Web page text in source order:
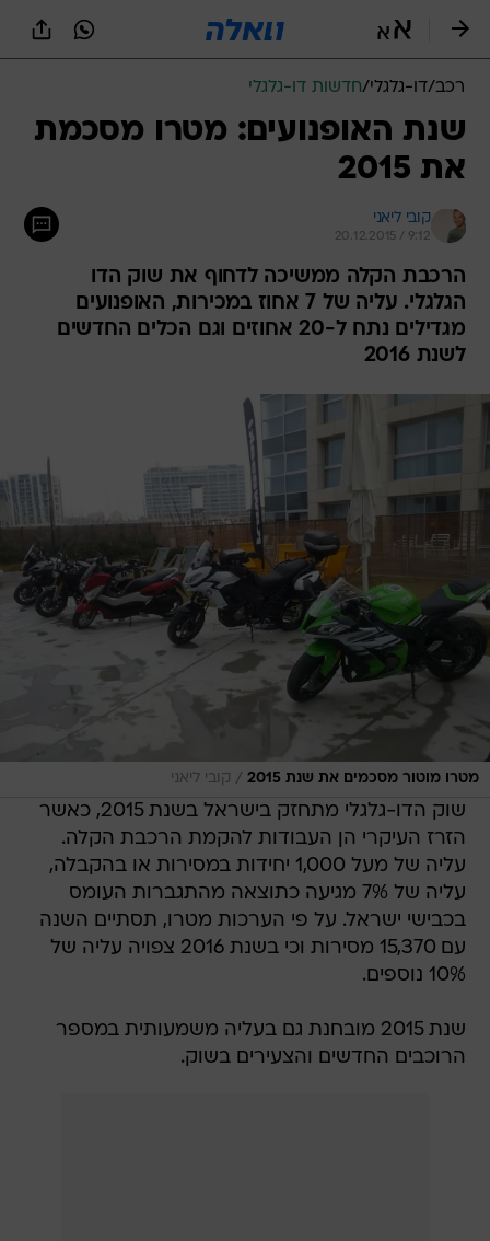
רכב/דו-גלגלי/חדשות דו-גלגלי
שנת האופנועים: מטרו מסכמת
את 2015
קובי ליאני
20.12.2015 / 9:12
הרכבת הקלה ממשיכה לדחוף את שוק הדו
הגלגלי. עליה של 7 אחוז במכירות, האופנועים
מגדילים נתח ל-20 אחוזים וגם הכלים החדשים
לשנת 2016
מטרו מוטור מסכמים את שנת 2015 / קובי ליאני
שוק הדו-גלגלי מתחזק בישראל בשנת 2015, כאשר
הזרז העיקרי הן העבודות להקמת הרכבת הקלה.
עליה של מעל 1,000 יחידות במסירות או בהקבלה,
עליה של 7% מגיעה כתוצאה מהתגברות העומס
בכבישי ישראל. על פי הערכות מטרו, תסתיים השנה
עם 15,370 מסירות וכי בשנת 2016 צפויה עליה של
10% נוספים.
שנת 2015 מובחנת גם בעליה משמעותית במספר
הרוכבים החדשים והצעירים בשוק.